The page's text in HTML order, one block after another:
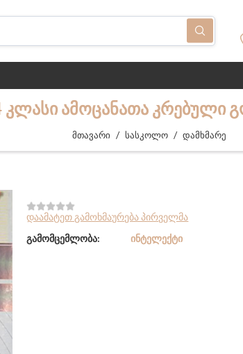
ᲙᲚᲐᲡᲘ ᲐᲛᲝᲪᲐᲜᲐᲗᲐ ᲙᲠᲔᲑᲣᲚᲘ
მთავარი / სასკოლო / დამხმარე
დაამატეთ გამოხმაურება პირველმა
გამომცემლობა:
ᲘᲜᲢᲔᲚᲔᲥᲢᲘ